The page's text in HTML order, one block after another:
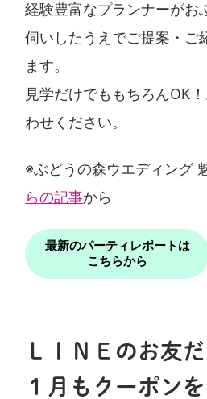
経験豊富なプランナーがお
伺いしたうえでご提案・ご
ます。
見学だけでももちろんOK
わせください。
※ぶどうの森ウエディング
らの記事から
最新のパーティレポートは
こちらから
ＬＩＮＥのお友
１月もクーポン